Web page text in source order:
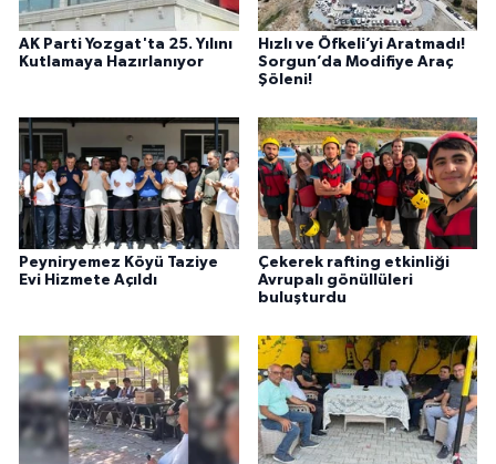
AK Parti Yozgat'ta 25. Yılını
Kutlamaya Hazırlanıyor
Hızlı ve Öfkeli’yi Aratmadı!
Sorgun’da Modifiye Araç
Şöleni!
Peyniryemez Köyü Taziye
Evi Hizmete Açıldı
Çekerek rafting etkinliği
Avrupalı gönüllüleri
buluşturdu